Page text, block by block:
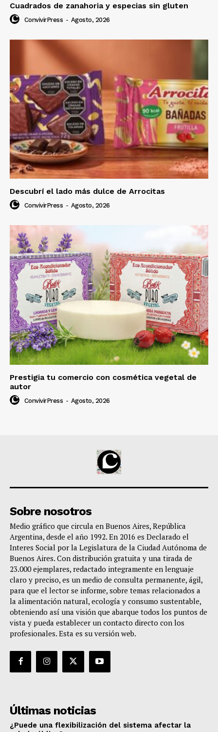
Cuadrados de zanahoria y especias sin gluten
ConvivirPress - Agosto, 2026
Descubrí el lado más dulce de Arrocitas
ConvivirPress - Agosto, 2026
Prestigia tu comercio con cosmética vegetal de
autor
ConvivirPress - Agosto, 2026
Sobre nosotros
Medio gráfico que circula en Buenos Aires, República
Argentina, desde el año 1992. En 2016 es Declarado el
Interes Social por la Legislatura de la Ciudad Autónoma de
Buenos Aires. Con distribución gratuita y una tirada de
23.000 ejemplares, redactado integramente en lenguaje
claro y preciso, es un medio de consulta permanente, ágil,
para que el lector se informe, sobre temas relacionados a
la alimentación natural, ecología y consumo sustentable,
obteniendo así una visión que abarque todos los puntos de
vista y pueda establecer un contacto directo con los
profesionales. Esta es su versión web.
Últimas noticias
¿Puede una flexibilización del sistema afectar la